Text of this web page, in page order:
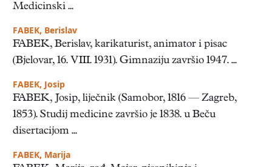
Medicinski ...
FABEK, Berislav
FABEK, Berislav, karikaturist, animator i pisac
(Bjelovar, 16. VIII. 1931). Gimnaziju završio 1947. ...
FABEK, Josip
FABEK, Josip, liječnik (Samobor, 1816 — Zagreb,
1853). Studij medicine završio je 1838. u Beču
disertacijom ...
FABEK, Marija